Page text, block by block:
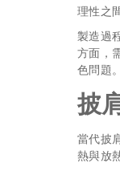
理性之
製造過
方面，
色問題
披
當代披
熱與放